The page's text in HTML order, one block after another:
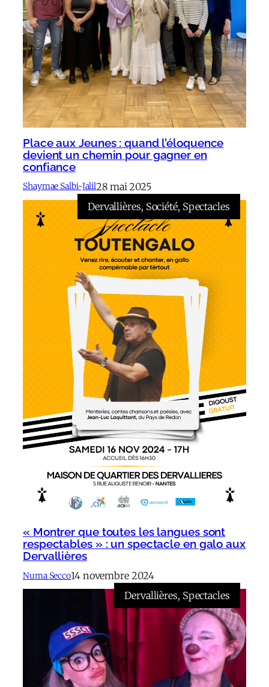
Place aux Jeunes : quand l’éloquence
devient un chemin pour gagner en
confiance
Shaymae Salbi-Jalil28 mai 2025
Dervallières, Société, Spectacles
« Montrer que toutes les langues sont
respectables » : un spectacle en galo aux
Dervallières
Numa Secco14 novembre 2024
Dervallières, Spectacles